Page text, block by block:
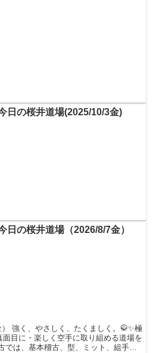
日の桜井道場(2025/10/3金)
日の桜井道場（2026/8/7金）
強く、やさしく、たくましく。🥋✨極
目に・楽しく空手に取り組める道場を
では、基本稽古、型、ミット、組手を